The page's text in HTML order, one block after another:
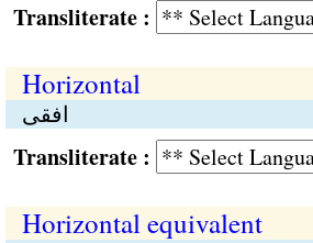
:
Horizontal
افقی
:
Horizontal equivalent